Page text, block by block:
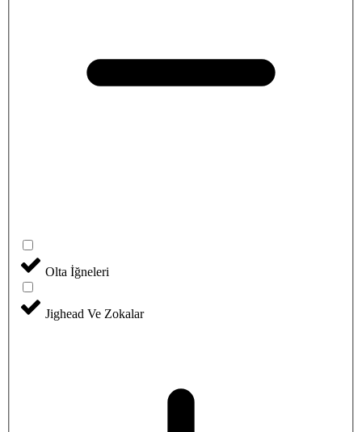
Olta İğneleri
Jighead Ve Zokalar